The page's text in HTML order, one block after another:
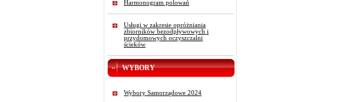
Harmonogram polowań
Usługi w zakresie opróżniania
zbiorników bezodpływowych i
przydomowych oczyszczalni
ścieków
WYBORY
Wybory Samorządowe 2024